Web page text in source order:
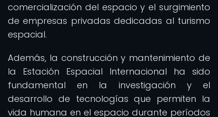
comercialización del espacio y el surgimiento
de empresas privadas dedicadas al turismo
espacial.
Además, la construcción y mantenimiento de
la Estación Espacial Internacional ha sido
fundamental en la investigación y el
desarrollo de tecnologías que permiten la
vida humana en el espacio durante períodos